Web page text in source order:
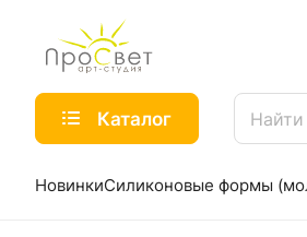
Каталог
НовинкиСиликоновые формы